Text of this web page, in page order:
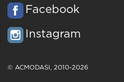
Facebook
Instagram
© ACMODASI, 2010-2026